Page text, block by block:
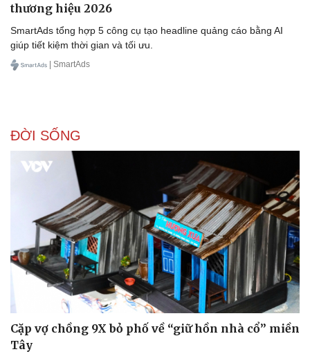
Kinh tế
thương hiệu 2026
SmartAds tổng hợp 5 công cụ tạo headline quảng cáo bằng AI
giúp tiết kiệm thời gian và tối ưu.
| SmartAds
ĐỜI SỐNG
Cặp vợ chồng 9X bỏ phố về “giữ hồn nhà cổ” miền
Tây